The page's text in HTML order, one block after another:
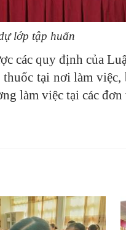
lớp tập huấn
các quy định của
tại nơi làm việc,
làm việc tại các